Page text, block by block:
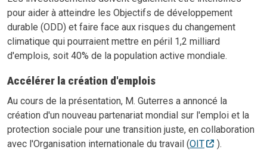
pour aider à atteindre les Objectifs de développement
durable (ODD) et faire face aux risques du changement
climatique qui pourraient mettre en péril 1,2 milliard
d'emplois, soit 40% de la population active mondiale.
Accélérer la création d'emplois
Au cours de la présentation, M. Guterres a annoncé la
création d'un nouveau partenariat mondial sur l'emploi et la
protection sociale pour une transition juste, en collaboration
avec l'Organisation internationale du travail (OIT ).